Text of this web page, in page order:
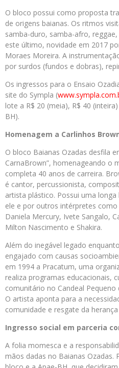
O bloco possui como proposta
de origens baianas. Os ritmos
samba-duro, samba-afro,
este último, novidade em 2017
Moraes Moreira. A
por surdos (fundos e dobras),
Os ingressos para o Ensaio
site do Sympla (
lote a R$ 20 (meia), R$ 40
BH).
Homenagem a Carlinhos
O bloco Baianas Ozadas desfila
CarnaBrown”, homenageando o
completa 40 anos de carreira.
é cantor, percussionista,
artista plástico. Possui uma
ele e por outros intérpretes
Daniela Mercury, Ivete Sangalo,
Milton Nascimento e Shakira.
Além do inegável legado
engajado com causas
em 1994 a Pracatum, uma
realiza programas educacionais,
comunitário no Candeal
O artista aponta para a
comunidade e resgate da
Ingresso social em parceria
A folia momesca e a
mãos dadas no Baianas Ozadas.